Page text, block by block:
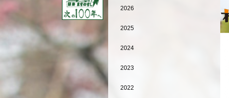
2026
2025
2024
2023
2022